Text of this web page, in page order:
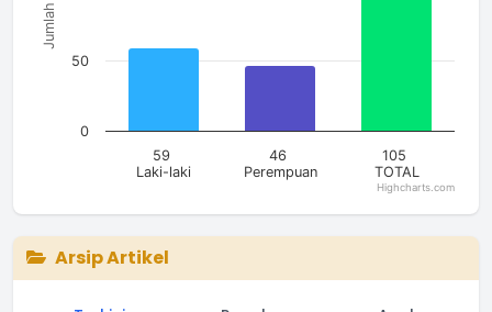
Jumlah
59
Laki-laki
46
Perempuan
105
TOTAL
0
50
Highcharts.com
Arsip Artikel